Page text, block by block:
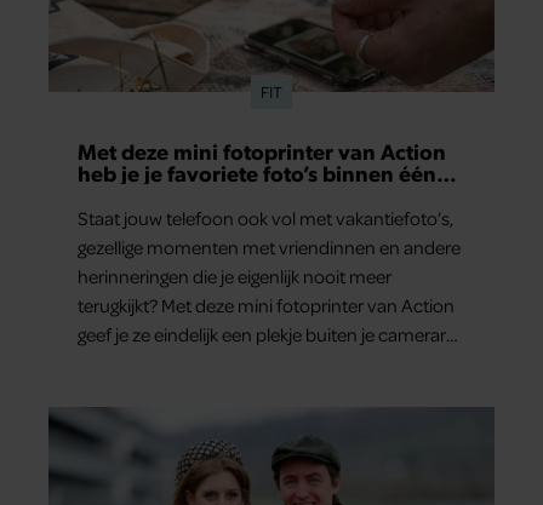
FIT
Met deze mini fotoprinter van Action
heb je je favoriete foto’s binnen één
Staat jouw telefoon ook vol met vakantiefoto’s,
gezellige momenten met vriendinnen en andere
herinneringen die je eigenlijk nooit meer
terugkijkt? Met deze mini fotoprinter van Action
geef je ze eindelijk een plekje buiten je camerarol.